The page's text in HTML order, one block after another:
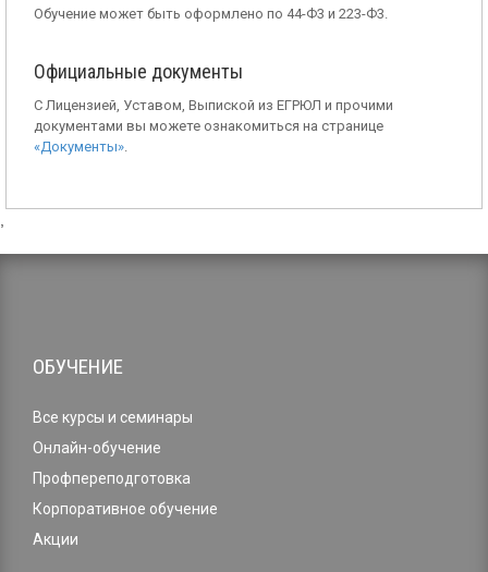
Обучение может быть оформлено по 44-Ф3 и 223-Ф3.
Официальные документы
С Лицензией, Уставом, Выпиской из ЕГРЮЛ и прочими
документами вы можете ознакомиться на странице
«Документы».
ОБУЧЕНИЕ
Все курсы и семинары
Онлайн-обучение
Профпереподготовка
Корпоративное обучение
Акции